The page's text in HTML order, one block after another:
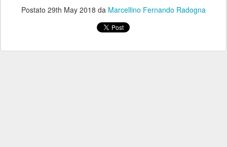
Postato 29th May 2018 da Marcellino Fernando Radogna